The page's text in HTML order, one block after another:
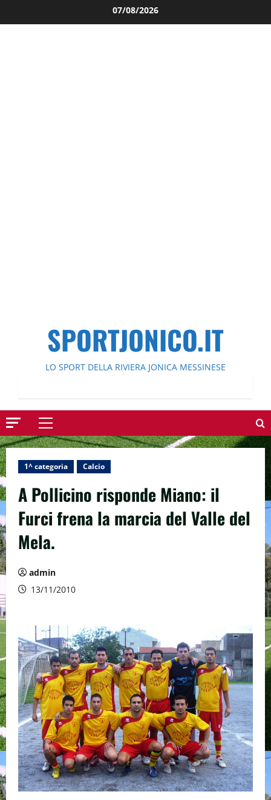
al
07/08/2026
SPORTJONICO.IT
LO SPORT DELLA RIVIERA JONICA MESSINESE
Menu
principale
1^ categoria Calcio
A Pollicino risponde Miano: il
Furci frena la marcia del Valle del
Mela.
admin
13/11/2010